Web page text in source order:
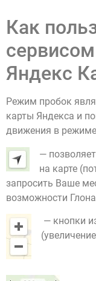
Как
Яндекс
Режим пробок
карты Яндекса и
движения в
—
на карте
запросить Ваше
возможности
— кнопки